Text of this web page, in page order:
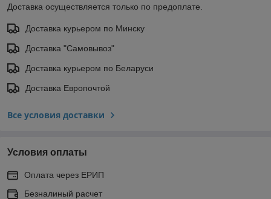
Доставка осуществляется только по предоплате.
Доставка курьером по Минску
Доставка "Самовывоз"
Доставка курьером по Беларуси
Доставка Европочтой
Все условия доставки
Условия оплаты
Оплата через ЕРИП
Безналиный расчет